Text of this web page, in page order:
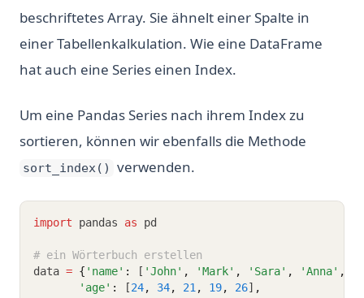
beschriftetes Array. Sie ähnelt einer Spalte in
einer Tabellenkalkulation. Wie eine DataFrame
hat auch eine Series einen Index.
Um eine Pandas Series nach ihrem Index zu
sortieren, können wir ebenfalls die Methode
sort_index() verwenden.
import pandas as pd
# ein Wörterbuch erstellen
data = { 'name' : [ 'John' , 'Mark' , 'Sara' , 'Anna' ,
'age' : [24, 34, 21, 19, 26] ,